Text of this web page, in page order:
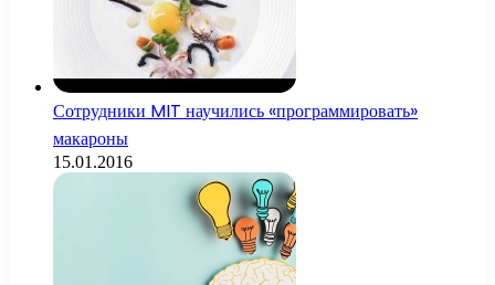
Сотрудники MIT научились «программировать»
макароны
15.01.2016